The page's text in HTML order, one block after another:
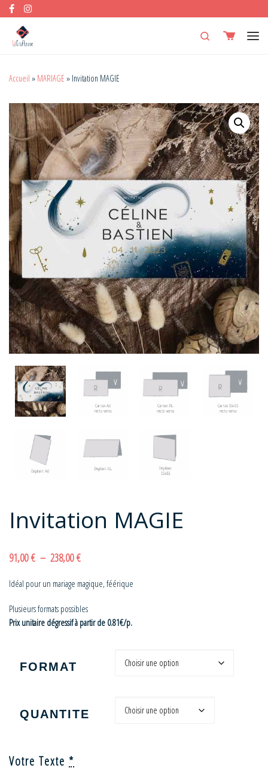
Skip to content
Search
Accueil » MARIAGE » Invitation MAGIE
Invitation MAGIE
91,00€ – 238,00€Plage de prix : 91,00 € à 238,00 €
Idéal pour un mariage magique, féérique
Plusieurs formats possibles
Prix unitaire dégressif à partir de 0.81€/p.
FORMAT
QUANTITE
Votre Texte *